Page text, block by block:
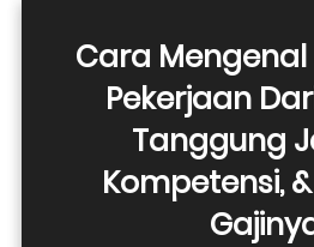
Cara Mengenal
Pekerjaan
Tanggung
Kompetensi,